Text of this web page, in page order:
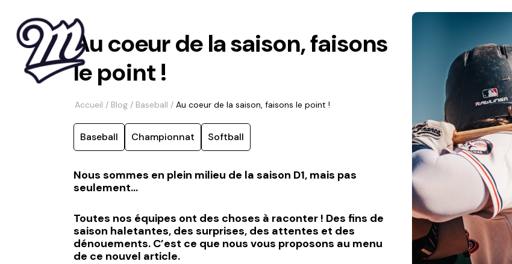
Au coeur de la saison, faisons
le point !
Accueil / Blog / Baseball / Au coeur de la saison, faisons le point !
Baseball Championnat Softball
Nous sommes en plein milieu de la saison D1, mais pas
seulement…
Toutes nos équipes ont des choses à raconter ! Des fins de
saison haletantes, des surprises, des attentes et des
dénouements. C’est ce que nous vous proposons au menu
de ce nouvel article.